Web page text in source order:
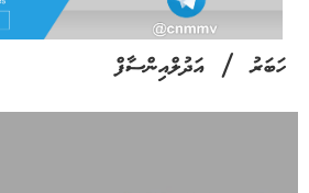
ހަބަރު/ އަދުލްއިންސާފް